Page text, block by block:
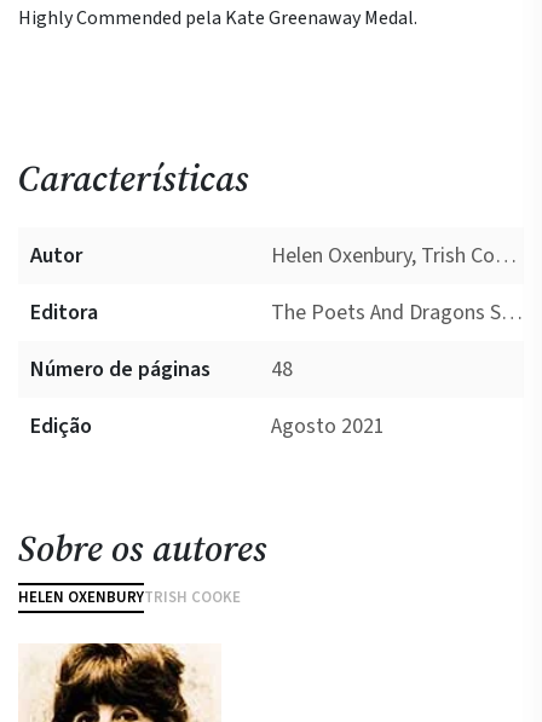
Highly Commended pela Kate Greenaway Medal.
Características
Autor
Helen Oxenbury, Trish Cooke
Editora
The Poets And Dragons Society
Número de páginas
48
Edição
Agosto 2021
Sobre os autores
HELEN OXENBURYTRISH COOKE